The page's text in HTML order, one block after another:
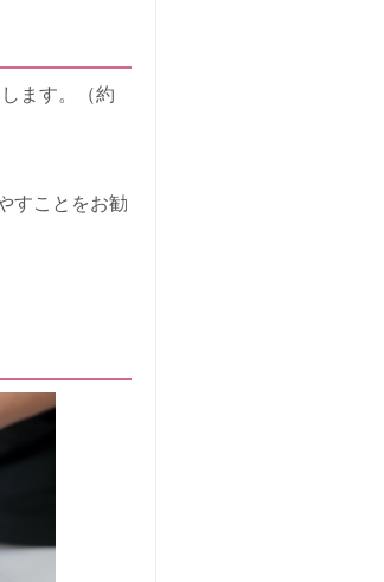
ます。（約
すことをお勧